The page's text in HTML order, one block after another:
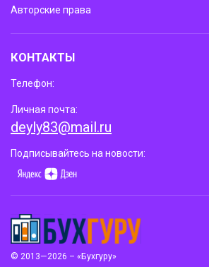
© 2013—2026 – «Бухгуру»
Авторские права
КОНТАКТЫ
Телефон:
Личная почта:
deyly83@mail.ru
Подписывайтесь на новости: